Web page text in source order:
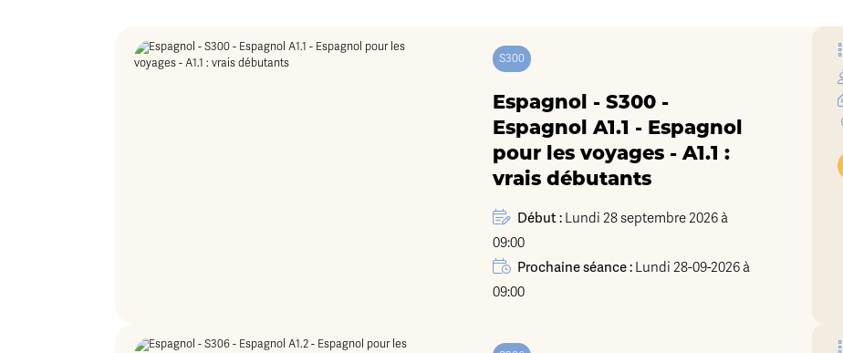
S300
Espagnol - S300 -
Espagnol A1.1 - Espagnol
pour les voyages - A1.1 :
vrais débutants
Début : Lundi 28 septembre 2026 à
09:00
Prochaine séance : Lundi 28-09-2026 à
09:00